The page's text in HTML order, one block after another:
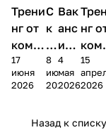
Трени
нг от
комп
ании
Мело
17
июня
2026
С
к
и
д
к
2
8
июня
2026
Вак
анс
ия в
Чеб
окс
4
мая
2026
нг
ании
15
2026
Назад к списку